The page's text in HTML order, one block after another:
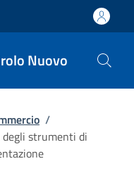
Nuovo
/
strumenti di